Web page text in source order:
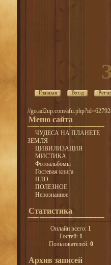
Главная Вход
//go.ad2up.com/
Меню сайта
ЧУДЕСА НА ПЛАНЕТЕ
ЗЕМЛЯ
ЦИВИЛИЗАЦИЯ
МИСТИКА
Фотоальбомы
Гостевая книга
НЛО
ПОЛЕЗНОЕ
Непознанное
Статистика
Онлайн всего: 1
Гостей: 1
Пользователей: 0
Архив записей